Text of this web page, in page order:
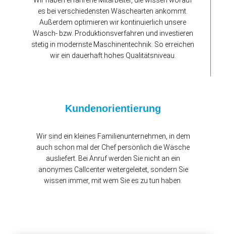
es bei verschiedensten Wäschearten ankommt.
Außerdem optimieren wir kontinuierlich unsere
Wasch- bzw. Produktionsverfahren und investieren
stetig in modernste Maschinentechnik. So erreichen
wir ein dauerhaft hohes Qualitätsniveau.
Kundenorientierung
Wir sind ein kleines Familienunternehmen, in dem
auch schon mal der Chef persönlich die Wäsche
ausliefert. Bei Anruf werden Sie nicht an ein
anonymes Callcenter weitergeleitet, sondern Sie
wissen immer, mit wem Sie es zu tun haben.